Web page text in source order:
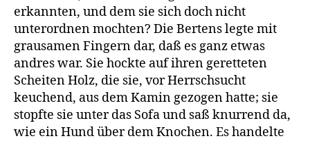
erkannten, und dem sie sich doch nicht
unterordnen mochten? Die Bertens legte mit
grausamen Fingern dar, daß es ganz etwas
andres war. Sie hockte auf ihren geretteten
Scheiten Holz, die sie, vor Herrschsucht
keuchend, aus dem Kamin gezogen hatte; sie
stopfte sie unter das Sofa und saß knurrend da,
wie ein Hund über dem Knochen. Es handelte